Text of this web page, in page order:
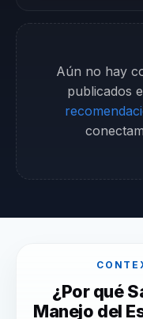
Aún no hay
publicados
¿Por qué
Manejo del